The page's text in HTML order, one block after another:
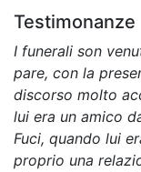
Testimonanze
I funerali son
pare, con la
discorso molto
lui era un amico
Fuci, quando lui
proprio una